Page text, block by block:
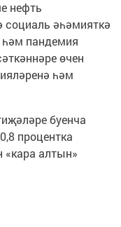
нефть
социаль әһәмияткә
һәм пандемия
өчен
һәм
буенча
процентка
«кара алтын»